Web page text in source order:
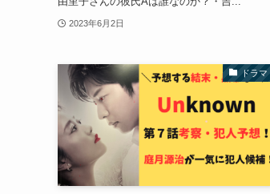
2023年6月2日
ドラマ